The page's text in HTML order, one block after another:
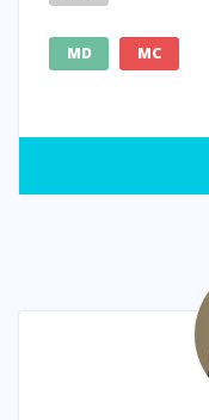
MD MC